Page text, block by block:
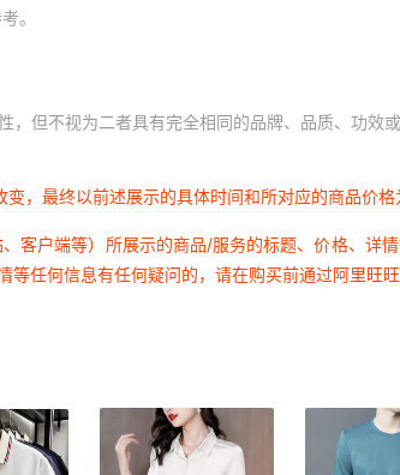
。
但不视为二者具有完全相同的品牌、品质、功效或
，最终以前述展示的具体时间和所对应的商品价格
客户端等）所展示的商品/服务的标题、价格、详
任何信息有任何疑问的，请在购买前通过阿里旺